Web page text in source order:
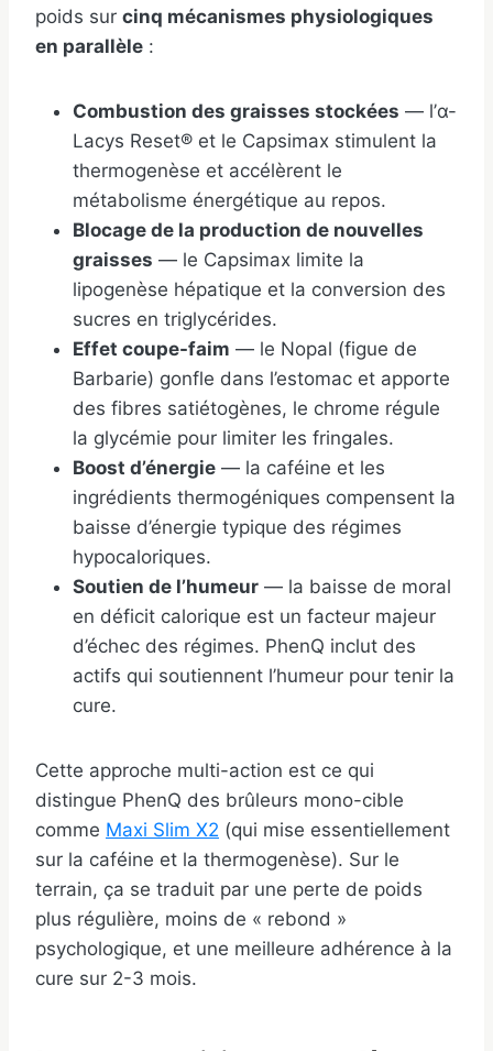
poids sur cinq mécanismes physiologiques
en parallèle :
Combustion des graisses stockées — l’α-
Lacys Reset® et le Capsimax stimulent la
thermogenèse et accélèrent le
métabolisme énergétique au repos.
Blocage de la production de nouvelles
graisses — le Capsimax limite la
lipogenèse hépatique et la conversion des
sucres en triglycérides.
Effet coupe-faim — le Nopal (figue de
Barbarie) gonfle dans l’estomac et apporte
des fibres satiétogènes, le chrome régule
la glycémie pour limiter les fringales.
Boost d’énergie — la caféine et les
ingrédients thermogéniques compensent la
baisse d’énergie typique des régimes
hypocaloriques.
Soutien de l’humeur — la baisse de moral
en déficit calorique est un facteur majeur
d’échec des régimes. PhenQ inclut des
actifs qui soutiennent l’humeur pour tenir la
cure.
Cette approche multi-action est ce qui
distingue PhenQ des brûleurs mono-cible
comme Maxi Slim X2 (qui mise essentiellement
sur la caféine et la thermogenèse). Sur le
terrain, ça se traduit par une perte de poids
plus régulière, moins de « rebond »
psychologique, et une meilleure adhérence à la
cure sur 2-3 mois.